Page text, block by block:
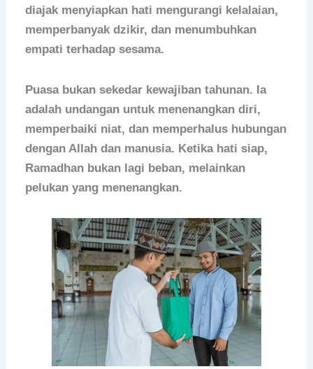
diajak menyiapkan hati mengurangi kelalaian,
memperbanyak dzikir, dan menumbuhkan
empati terhadap sesama.
Puasa bukan sekedar kewajiban tahunan. Ia
adalah undangan untuk menenangkan diri,
memperbaiki niat, dan memperhalus hubungan
dengan Allah dan manusia. Ketika hati siap,
Ramadhan bukan lagi beban, melainkan
pelukan yang menenangkan.